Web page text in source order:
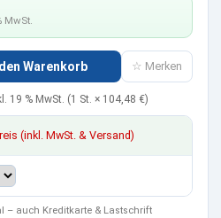
MwSt.
Warenkorb ☆ Merken
19 % MwSt. (1 St. × 104,48 €)
(inkl. MwSt. & Versand)
– auch Kreditkarte & Lastschrift